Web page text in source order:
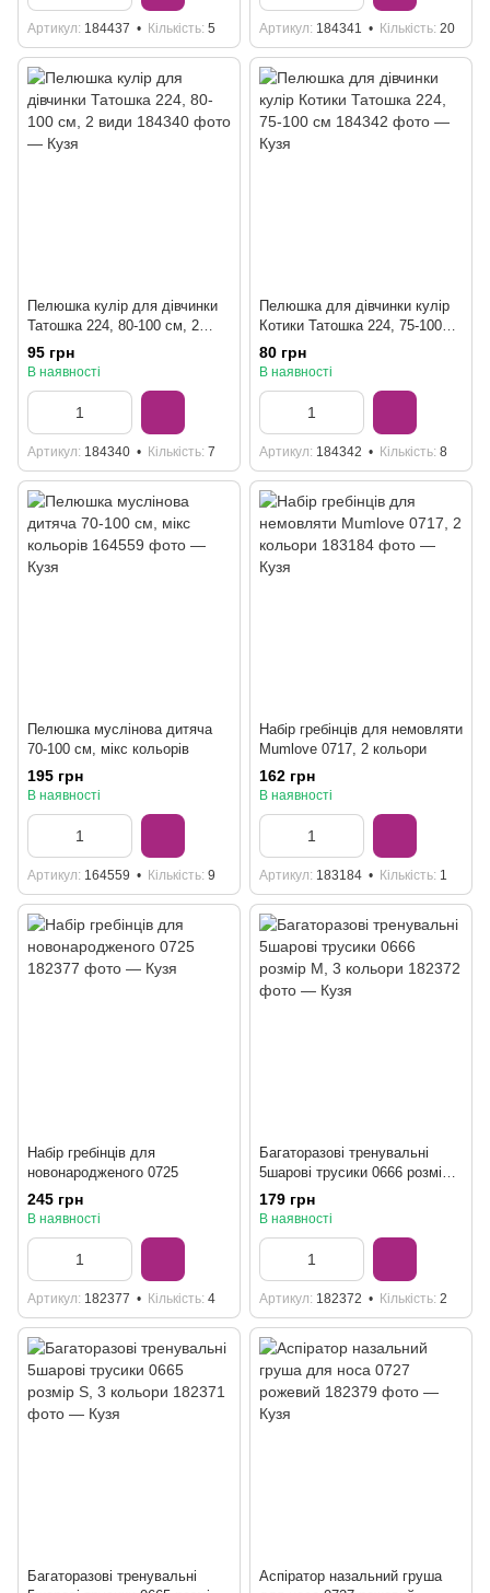
Артикул 184437 Кількість 5 Артикул 184341 Кількість 20
Пелюшка кулір для дівчинки
Татошка 224, 80-100 см, 2
види
95 грн
В наявності
Артикул 184340 Кількість 7
Пелюшка для дівчинки кулір
Котики Татошка 224, 75-100
см
80 грн
В наявності
Артикул 184342 Кількість 8
Пелюшка муслінова дитяча
70-100 см, мікс кольорів
195 грн
В наявності
Артикул 164559 Кількість 9
Набір гребінців для немовляти
Mumlove 0717, 2 кольори
162 грн
В наявності
Артикул 183184 Кількість 1
Набір гребінців для
новонародженого 0725
245 грн
В наявності
Артикул 182377 Кількість 4
Багаторазові тренувальні
5шарові трусики 0666 розмір
М, 3 кольори
179 грн
В наявності
Артикул 182372 Кількість 2
Багаторазові тренувальні
Аспіратор назальний груша